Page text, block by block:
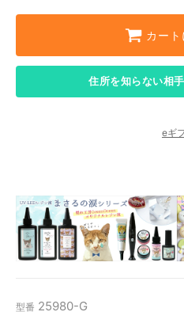
カート
住所を知らない相
eギ
型番 25980-G